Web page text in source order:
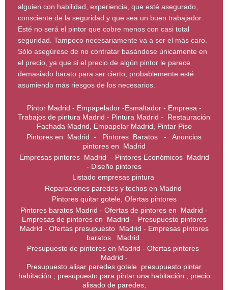
alguien con habilidad, experiencia, que esté asegurado,
consciente de la seguridad y que sea un buen trabajador.
Esté no será el pintor que cobre menos con casi total
seguridad. Tampoco necesariamente va a ser el más caro.
Sólo asegúrese de no contratar basándose únicamente en
el precio, ya que si el precio de algún pintor le parece
demasiado barato para ser cierto, probablemente esté
asumiendo más riesgos de los necesarios.
Pintor Madrid - Empapelador -Esmaltador - Empresa -
Trabajos de pintura Madrid - Pintura Madrid - Restauración
Fachada Madrid, Empapelar Madrid, Pintar Piso
Pintores en Madrid - Pintores Baratos - Anuncios
pintores en Madrid
Empresas pintores Madrid - Pintores Económicos Madrid
- Diseño pintores
Listado empresas pintura
Reparaciones paredes y techos en Madrid
Pintores quitar gotele, Ofertas pintores
Pintores baratos Madrid - Ofertas de pintores en Madrid -
Empresas de pintores en Madrid - Presupuesto pintores
Madrid - Ofertas presupuesto Madrid - Empresas pintores
baratos Madrid.
Presupuesto de pintores en Madrid - Ofertas pintores
Madrid -
Presupuesto alisar paredes gotele presupuesto pintar
habitación , presupuesto para pintar una habitación , precio
alisado de paredes,